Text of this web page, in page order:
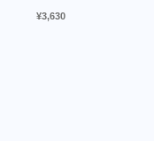
¥3,630